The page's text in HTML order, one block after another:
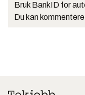
Bruk BankID for
Du kan